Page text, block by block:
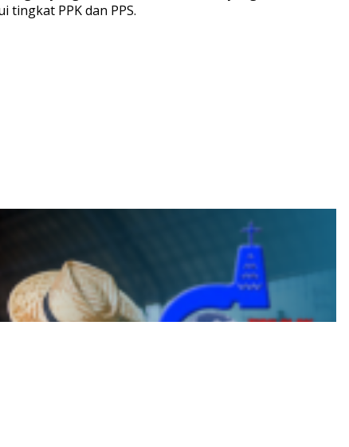
PPK dan PPS.